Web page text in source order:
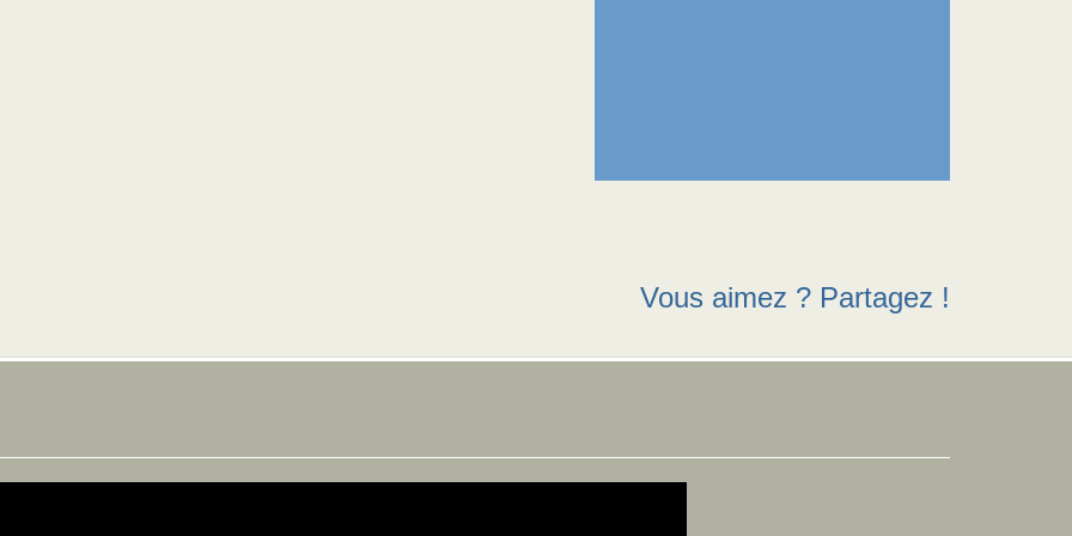
Vous aimez ? Partagez !